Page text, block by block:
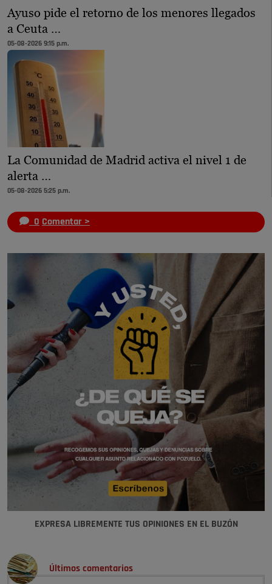
Ayuso pide el retorno de los menores llegados
a Ceuta …
05-08-2026 9:15 p.m.
La Comunidad de Madrid activa el nivel 1 de
alerta …
05-08-2026 5:25 p.m.
0 Comentar >
EXPRESA LIBREMENTE TUS OPINIONES EN EL BUZÓN
Últimos comentarios